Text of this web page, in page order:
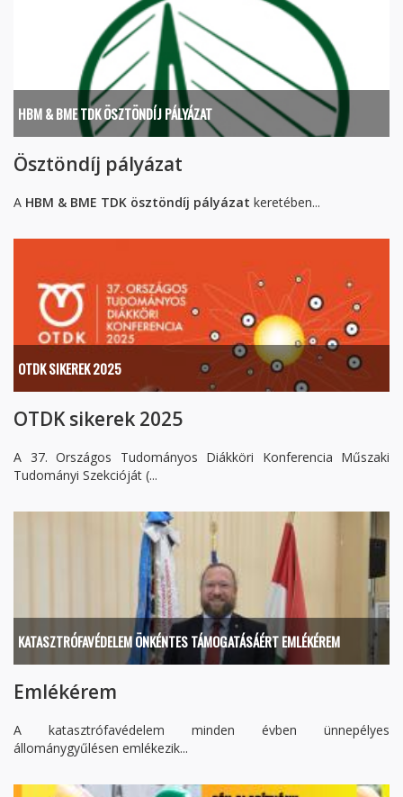
HBM & BME TDK ÖSZTÖNDÍJ PÁLYÁZAT
Ösztöndíj pályázat
A HBM & BME TDK ösztöndíj pályázat keretében...
OTDK SIKEREK 2025
OTDK sikerek 2025
A 37. Országos Tudományos Diákköri Konferencia Műszaki
Tudományi Szekcióját (...
KATASZTRÓFAVÉDELEM ÖNKÉNTES TÁMOGATÁSÁÉRT EMLÉKÉREM
Emlékérem
A katasztrófavédelem minden évben ünnepélyes
állománygyűlésen emlékezik...